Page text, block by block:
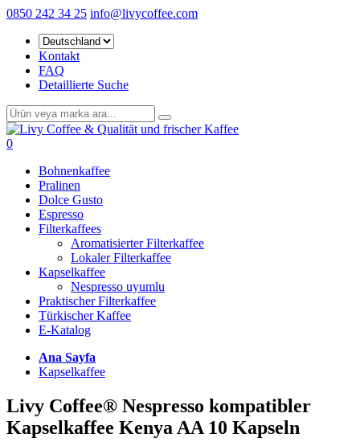
0850 242 34 25 info@livycoffee.com
Kontakt
FAQ
Detaillierte Suche
0
Bohnenkaffee
Pralinen
Dolce Gusto
Espresso
Filterkaffees
Aromatisierter Filterkaffee
Lokaler Filterkaffee
Kapselkaffee
Nespresso uyumlu
Praktischer Filterkaffee
Türkischer Kaffee
E-Katalog
Ana Sayfa
Kapselkaffee
Livy Coffee® Nespresso kompatibler
Kapselkaffee Kenya AA 10 Kapseln